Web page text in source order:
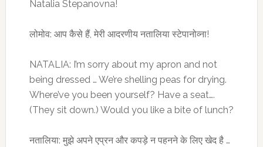
Natalia Stepanovna!
लोमोव: आप कैसे हैं, मेरी आदरणीय नतालिया स्टेपानोव्ना!
NATALIA: I’m sorry about my apron and not
being dressed … We’re shelling peas for drying.
Where’ve you been yourself? Have a seat….
(They sit down.) Would you like a bite of lunch?
नतालिया: मुझे अपने एप्रन और कपड़े न पहनने के लिए खेद है …